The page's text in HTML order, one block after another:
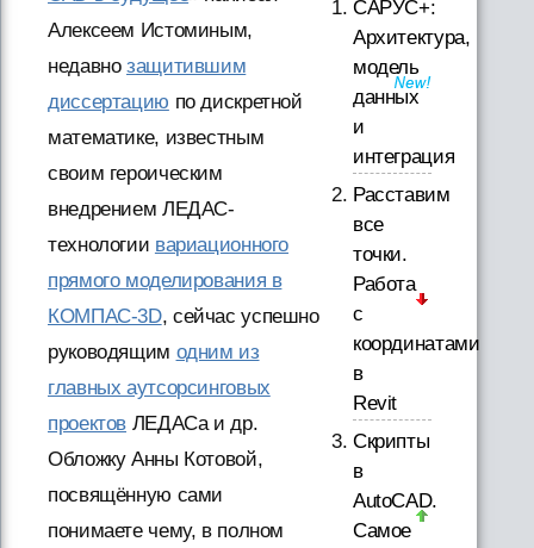
Алексеем Истоминым,
недавнозащитившим
диссертацию по дискретной
математике, известным
своим героическим
внедрением ЛЕДАС-
технологии вариационного
прямого моделирования в
КОМПАС-3D, сейчас успешно
руководящим одним из
главных аутсорсинговых
проектов ЛЕДАСа и др.
Обложку Анны Котовой,
посвящённую сами
понимаете чему, в полном
САРУС+:
Архитектура,
модель
данных
и
интеграция
Расставим
все
точки.
Работа
с
координатами
в
Revit
Скрипты
в
AutoCAD.
Самое